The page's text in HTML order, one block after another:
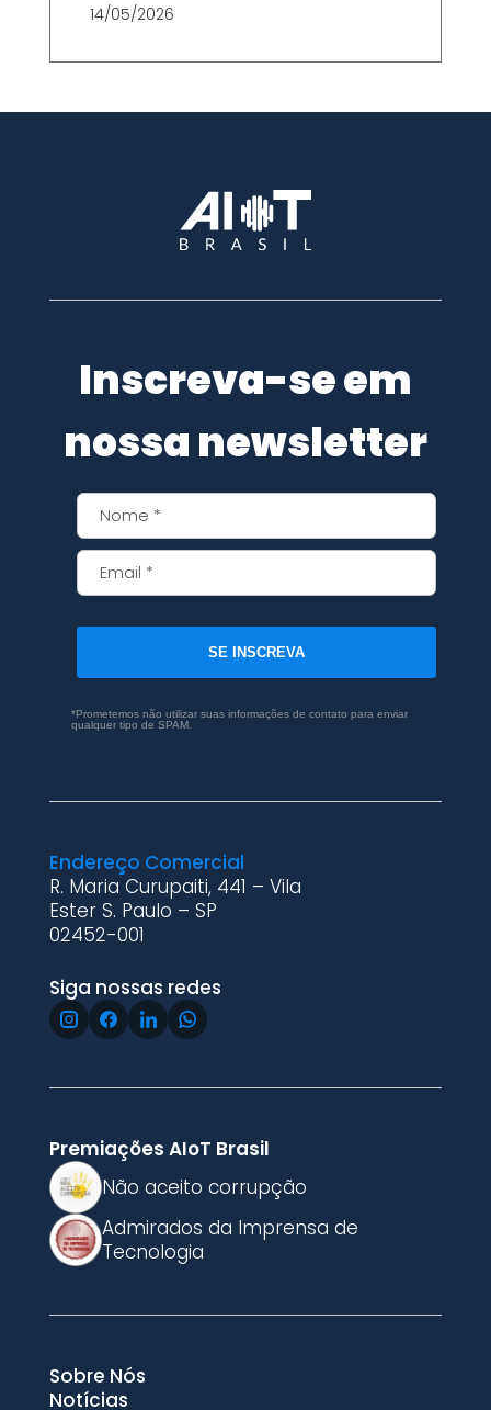
14/05/2026
Inscreva-se em
nossa newsletter
SE INSCREVA
*Prometemos não utilizar suas informações de contato para enviar
qualquer tipo de SPAM.
Endereço Comercial
R. Maria Curupaiti, 441 – Vila
Ester S. Paulo – SP
02452-001
Siga nossas redes
Premiações AIoT Brasil
Não aceito corrupção
Admirados da Imprensa de
Tecnologia
Sobre Nós
Notícias